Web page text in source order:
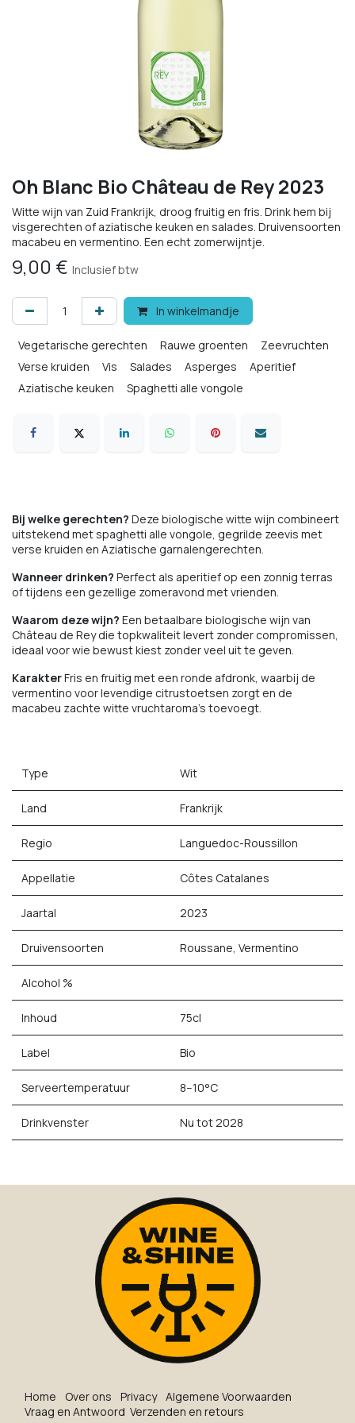
Oh Blanc Bio Château de Rey 2023
Witte wijn van Zuid Frankrijk, droog fruitig en fris. Drink hem bij
visgerechten of aziatische keuken en salades. Druivensoorten
macabeu en vermentino. Een echt zomerwijntje.
9,00 € Inclusief btw
In winkelmandje
Vegetarische gerechten Rauwe groenten
Zeevruchten
Verse kruiden
Vis Salades Asperges
Aperitief
Aziatische keuken
Spaghetti alle vongole
Bij welke gerechten? Deze biologische witte wijn combineert
uitstekend met spaghetti alle vongole, gegrilde zeevis met
verse kruiden en Aziatische garnalengerechten.
Wanneer drinken? Perfect als aperitief op een zonnig terras
of tijdens een gezellige zomeravond met vrienden.
Waarom deze wijn? Een betaalbare biologische wijn van
Château de Rey die topkwaliteit levert zonder compromissen,
ideaal voor wie bewust kiest zonder veel uit te geven.
KarakterFris en fruitig met een ronde afdronk, waarbij de
vermentino voor levendige citrustoetsen zorgt en de
macabeu zachte witte vruchtaroma's toevoegt.
Type Wit
Land Frankrijk
Regio Languedoc-Roussillon
Appellatie Côtes Catalanes
Jaartal 2023
Druivensoorten Roussane, Vermentino
Alcohol %
Inhoud 75cl
Label Bio
Serveertemperatuur 8–10°C
Drinkvenster Nu tot 2028
Ho​me O​ve​r on​s Privacy Algemene Voorwaarden
Vraag en Antwoord Verzenden en retours